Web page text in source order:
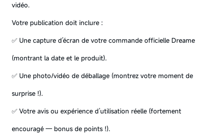
vidéo.
Votre publication doit inclure :
✅ Une capture d’écran de votre commande officielle Dreame
(montrant la date et le produit).
✅ Une photo/vidéo de déballage (montrez votre moment de
surprise !).
✅ Votre avis ou expérience d’utilisation réelle (fortement
encouragé — bonus de points !).